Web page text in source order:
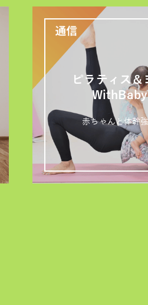
ピラティス＆
WithBaby
赤ちゃんと体幹